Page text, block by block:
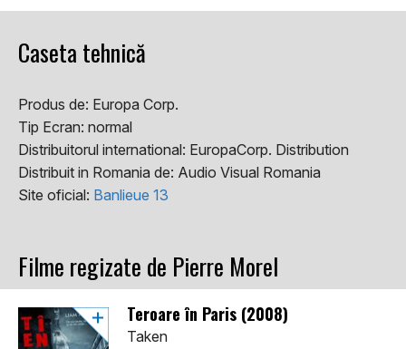
Caseta tehnică
Produs de: Europa Corp.
Tip Ecran: normal
Distribuitorul international: EuropaCorp. Distribution
Distribuit in Romania de: Audio Visual Romania
Site oficial: Banlieue 13
Filme regizate de Pierre Morel
Teroare în Paris (2008)
Taken